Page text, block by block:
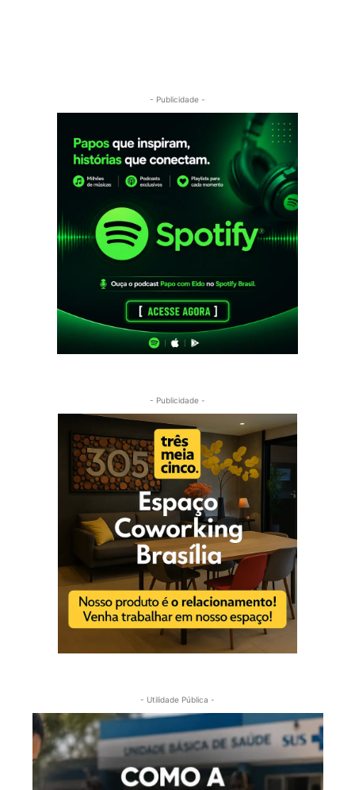
- Publicidade -
- Publicidade -
- Utilidade Pública -